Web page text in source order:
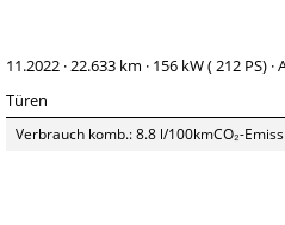
11.2022 ·22.633 km · 156 kW ( 212 PS) ·
Türen
Verbrauch komb.: 8.8 l/100kmCO₂-